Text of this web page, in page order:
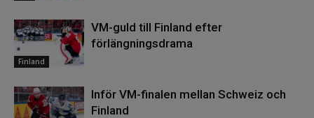
Finland
VM-guld till Finland efter
förlängningsdrama
Inför VM-finalen mellan Schweiz och
Finland